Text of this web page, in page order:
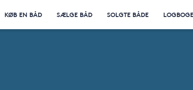
KØB EN BÅD SÆLGE BÅD SOLGTE BÅDE